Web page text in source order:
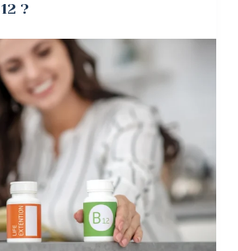
?